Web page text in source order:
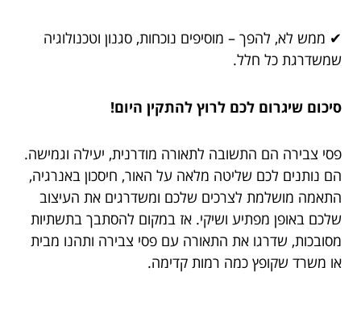
✔ ממש לא, להפך – מוסיפים נוכחות, סגנון וטכנולוגיה
שמשדרגת כל חלל.
סיכום שיגרום לכם לרוץ להתקין היום!
פסי צבירה הם התשובה לתאורה מודרנית, יעילה וגמישה.
הם נותנים לכם שליטה מלאה על האור, חיסכון באנרגיה,
התאמה מושלמת לצרכים שלכם ומשדרגים את העיצוב
שלכם באופן מפתיע ושיקי. אז במקום להסתבך בתשתיות
מסובכות, שדרגו את התאורה עם פסי צבירה ותהנו מבית
או משרד שקופץ כמה רמות קדימה.